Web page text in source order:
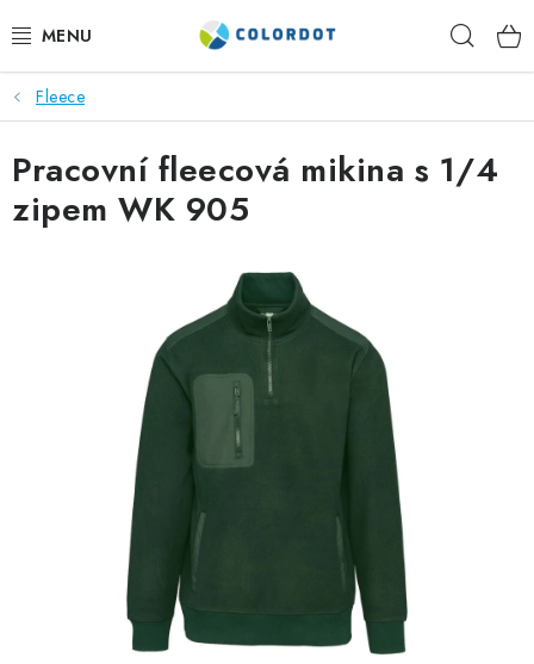
na
REKLAMNÍ TEXTIL
REKLAMNÍ PŘEDMĚTY
ČEPICE A DOPLŇKY
POTISK TEXTILU
DIGITÁLNÍ TISK
REFLEXNÍ NAŽEHLOVAČKY
TEXTIL S VLASTNÍM POTISKEM
Fleece
Pracovní fleecová mikina s 1/4
zipem WK 905